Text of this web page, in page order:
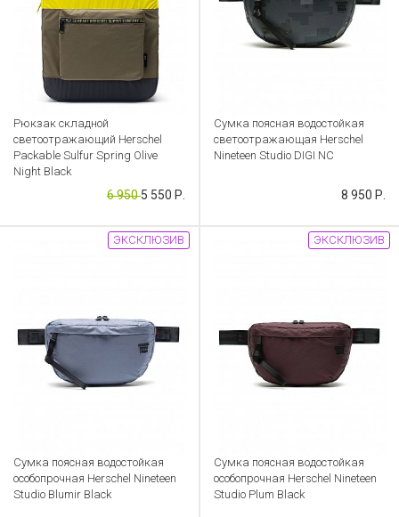
Рюкзак складной
светоотражающий Herschel
Packable Sulfur Spring Olive
Night Black
Артикул: CB000053639
6 9505 550 Р.
Сумка поясная водостойкая
светоотражающая Herschel
Nineteen Studio DIGI NC
8 950 Р.
Сумка поясная водостойкая
особопрочная Herschel Nineteen
Studio Blumir Black
ЭКСКЛЮЗИВ
Сумка поясная водостойкая
особопрочная Herschel Nineteen
Studio Plum Black
ЭКСКЛЮЗИВ